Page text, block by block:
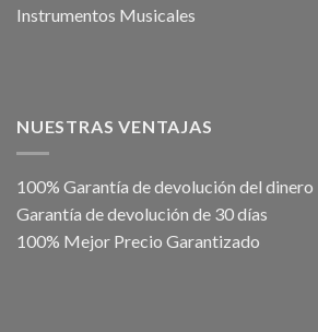
Instrumentos Musicales
NUESTRAS VENTAJAS
100% Garantía de devolución del dinero
Garantía de devolución de 30 días
100% Mejor Precio Garantizado